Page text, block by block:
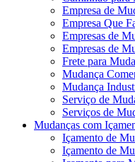
Empresa de
Empresa Que
Empresas de
Empresas de
Frete para
Mudança
Mudança
Serviço de
Serviços de
Mudanças com
Içamento de
Içamento de